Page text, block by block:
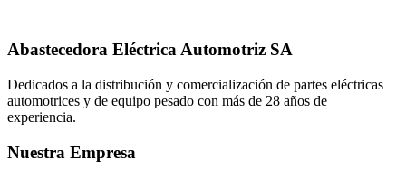
Abastecedora Eléctrica Automotriz SA
Dedicados a la distribución y comercialización de partes eléctricas
automotrices y de equipo pesado con más de 28 años de
experiencia.
Nuestra Empresa